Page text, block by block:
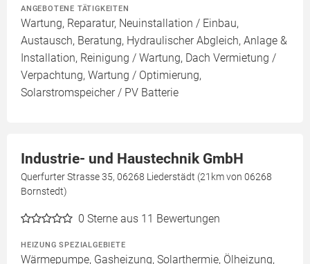
ANGEBOTENE TÄTIGKEITEN
Wartung, Reparatur, Neuinstallation / Einbau,
Austausch, Beratung, Hydraulischer Abgleich, Anlage &
Installation, Reinigung / Wartung, Dach Vermietung /
Verpachtung, Wartung / Optimierung,
Solarstromspeicher / PV Batterie
Industrie- und Haustechnik GmbH
Querfurter Strasse 35, 06268 Liederstädt (21km von 06268
Bornstedt)
0 Sterne aus 11 Bewertungen
HEIZUNG SPEZIALGEBIETE
Wärmepumpe, Gasheizung, Solarthermie, Ölheizung,